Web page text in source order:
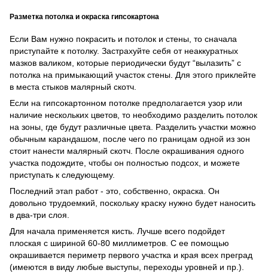
Разметка потолка и окраска гипсокартона
Если Вам нужно покрасить и потолок и стены, то сначала
приступайте к потолку. Застрахуйте себя от неаккуратных
мазков валиком, которые периодически будут “вылазить” с
потолка на примыкающий участок стены. Для этого приклейте
в места стыков малярный скотч.
Если на гипсокартонном потолке предполагается узор или
наличие нескольких цветов, то необходимо разделить потолок
на зоны, где будут различные цвета. Разделить участки можно
обычным карандашом, после чего по границам одной из зон
стоит нанести малярный скотч. После окрашивания одного
участка подождите, чтобы он полностью подсох, и можете
приступать к следующему.
Последний этап работ - это, собственно, окраска. Он
довольно трудоемкий, поскольку краску нужно будет наносить
в два-три слоя.
Для начала применяется кисть. Лучше всего подойдет
плоская с шириной 60-80 миллиметров. С ее помощью
окрашивается периметр первого участка и края всех преград
(имеются в виду любые выступы, переходы уровней и пр.).